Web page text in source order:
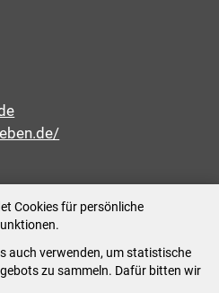
Cookies für persönliche
auch verwenden, um statistische
zu sammeln. Dafür bitten wir
15:00 Uhr
16:00 Uhr
(nach vorheriger